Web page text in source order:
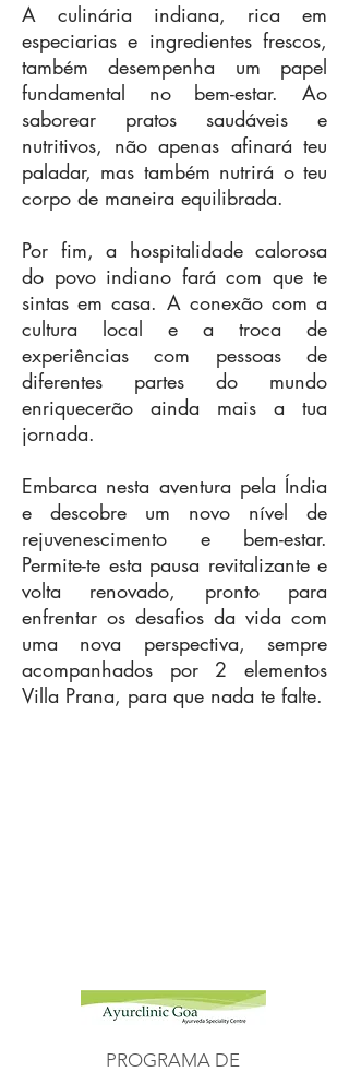
A culinária indiana, rica em
especiarias e ingredientes frescos,
também desempenha um papel
fundamental no bem-estar. Ao
saborear pratos saudáveis e
nutritivos, não apenas afinará teu
paladar, mas também nutrirá o teu
corpo de maneira equilibrada.
Por fim, a hospitalidade calorosa
do povo indiano fará com que te
sintas em casa. A conexão com a
cultura local e a troca de
experiências com pessoas de
diferentes partes do mundo
enriquecerão ainda mais a tua
jornada.
Embarca nesta aventura pela Índia
e descobre um novo nível de
rejuvenescimento e bem-estar.
Permite-te esta pausa revitalizante e
volta renovado, pronto para
enfrentar os desafios da vida com
uma nova perspectiva, sempre
acompanhados por 2 elementos
Villa Prana, para que nada te falte.
PROGRAMA DE